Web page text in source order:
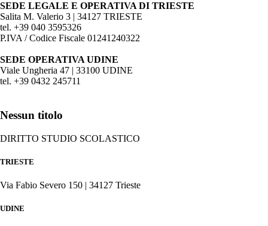
SEDE LEGALE E OPERATIVA DI TRIESTE
Salita M. Valerio 3 | 34127 TRIESTE
tel. +39 040 3595326
P.IVA / Codice Fiscale 01241240322
SEDE OPERATIVA UDINE
Viale Ungheria 47 | 33100 UDINE
tel. +39 0432 245711
Nessun titolo
DIRITTO STUDIO SCOLASTICO
TRIESTE
Via Fabio Severo 150 | 34127 Trieste
UDINE